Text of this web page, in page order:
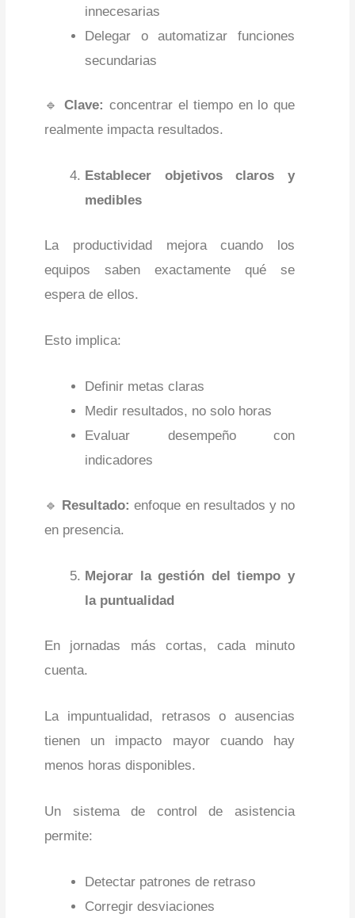
innecesarias
Delegar o automatizar funciones
secundarias
🔹Clave: concentrar el tiempo en lo que
realmente impacta resultados.
Establecer objetivos claros y
medibles
La productividad mejora cuando los
equipos saben exactamente qué se
espera de ellos.
Esto implica:
Definir metas claras
Medir resultados, no solo horas
Evaluar desempeño con
indicadores
🔹 Resultado: enfoque en resultados y no
en presencia.
Mejorar la gestión del tiempo y
la puntualidad
En jornadas más cortas, cada minuto
cuenta.
La impuntualidad, retrasos o ausencias
tienen un impacto mayor cuando hay
menos horas disponibles.
Un sistema de control de asistencia
permite:
Detectar patrones de retraso
Corregir desviaciones